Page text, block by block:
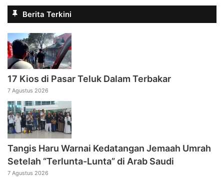
Berita Terkini
17 Kios di Pasar Teluk Dalam Terbakar
7 Agustus 2026
Tangis Haru Warnai Kedatangan Jemaah Umrah
Setelah “Terlunta-Lunta” di Arab Saudi
7 Agustus 2026